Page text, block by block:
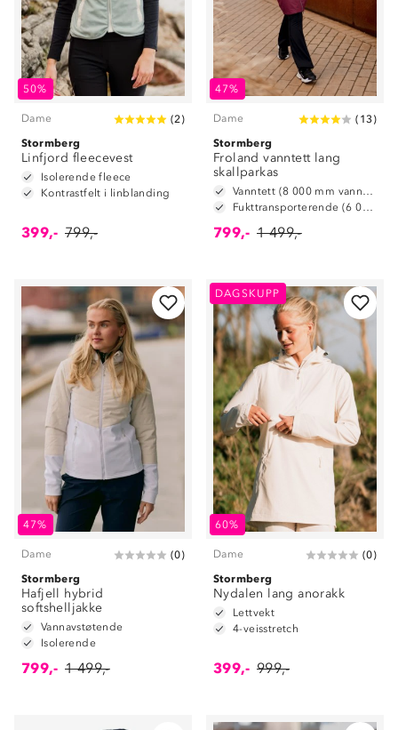
50%
Dame (2)
Stormberg
Linfjord fleecevest
Isolerende fleece
Kontrastfelt i linblanding
399,- 799,-
47%
Dame ( 13)
Stormberg
Froland vanntett lang
skallparkas
Vanntett (8 000 mm vannsøyle)
Fukttransporterende (6 000 g/m2/24t)
799,- 1 499,-
47%
Dame (0)
Stormberg
Hafjell hybrid
softshelljakke
Vannavstøtende
Isolerende
799,- 1 499,-
DAGSKUPP
60%
Dame (0)
Stormberg
Nydalen lang anorakk
Lettvekt
4-veisstretch
399,- 999,-